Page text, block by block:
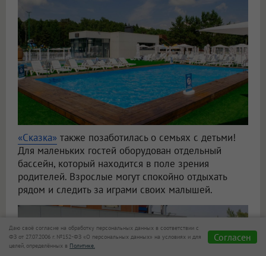
«Сказка» также позаботилась о семьях с детьми!
Для маленьких гостей оборудован отдельный
бассейн, который находится в поле зрения
родителей. Взрослые могут спокойно отдыхать
рядом и следить за играми своих малышей.
Даю своё согласие на обработку персональных данных в соответствии с
ФЗ от 27.07.2006 г. №152-ФЗ «О персональных данных» на условиях и для
целей, определённых в Политике.
Согласен